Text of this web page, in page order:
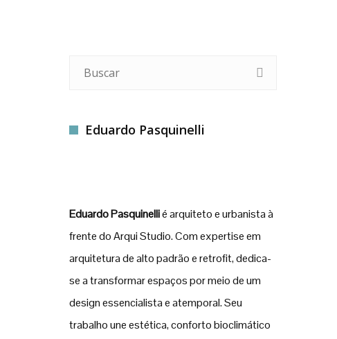
Eduardo Pasquinelli
Eduardo Pasquinellié arquiteto e urbanista à
frente do Arqui Studio. Com expertise em
arquitetura de alto padrão e retrofit, dedica-
se a transformar espaços por meio de um
design essencialista e atemporal. Seu
trabalho une estética, conforto bioclimático